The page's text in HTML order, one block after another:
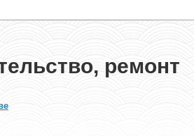
ремонт